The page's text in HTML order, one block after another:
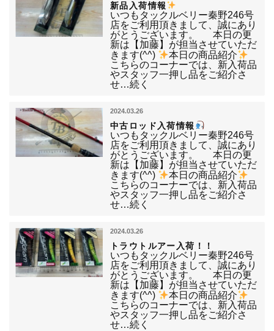
新品入荷情報
いつもタックルベリー秦野246号
店をご利用頂きまして、誠にあり
がとうございます。 本日の更
新は【加藤】が担当させていただ
きます(^^)
本日の商品紹介
こちらのコーナーでは、新入荷品
やスタッフ一押し品をご紹介さ
せ…続く
2024.03.26
中古ロッド入荷情報
いつもタックルベリー秦野246号
店をご利用頂きまして、誠にあり
がとうございます。 本日の更
新は【加藤】が担当させていただ
きます(^^)
本日の商品紹介
こちらのコーナーでは、新入荷品
やスタッフ一押し品をご紹介さ
せ…続く
2024.03.26
トラウトルアー入荷！！
いつもタックルベリー秦野246号
店をご利用頂きまして、誠にあり
がとうございます。 本日の更
新は【加藤】が担当させていただ
きます(^^)
本日の商品紹介
こちらのコーナーでは、新入荷品
やスタッフ一押し品をご紹介さ
せ…続く